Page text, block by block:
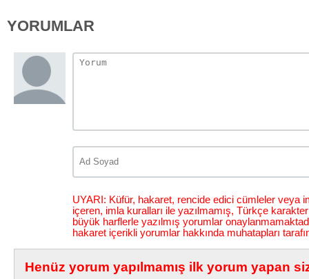
YORUMLAR
UYARI: Küfür, hakaret, rencide edici cümleler veya
içeren, imla kuralları ile yazılmamış, Türkçe
büyük harflerle yazılmış yorumlar
hakaret içerikli yorumlar hakkında muhatapları
Henüz yorum yapılmamış ilk yorum yapan